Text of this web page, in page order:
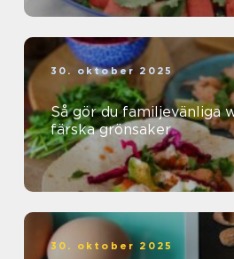
30. oktober 2025
Så gör du familjevänliga
färska grönsaker
30. oktober 2025